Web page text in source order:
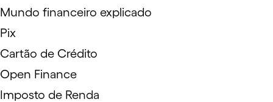
Mundo financeiro explicado
Pix
Cartão de Crédito
Open Finance
Imposto de Renda